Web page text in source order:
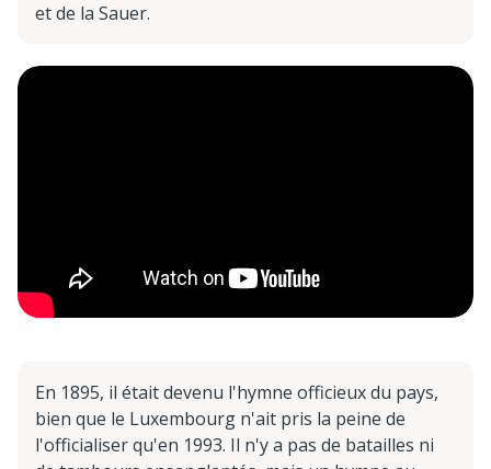
et de la Sauer.
En 1895, il était devenu l'hymne officieux du pays,
bien que le Luxembourg n'ait pris la peine de
l'officialiser qu'en 1993. Il n'y a pas de batailles ni